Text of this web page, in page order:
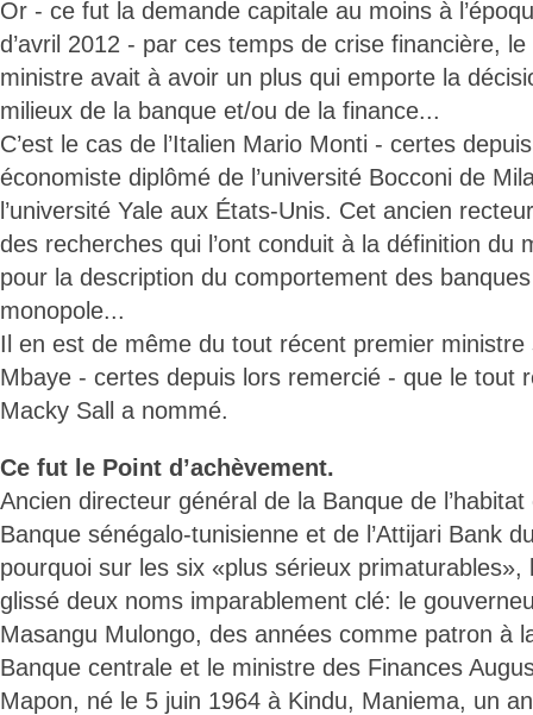
Or - ce fut la demande capitale au moins à
d’avril 2012 - par ces temps de crise financière,
ministre avait à avoir un plus qui emporte la
milieux de la banque et/ou de la finance...
C’est le cas de l’Italien Mario Monti - certes
économiste diplômé de l’université Bocconi de
l’université Yale aux États-Unis. Cet ancien
des recherches qui l’ont conduit à la définition du
pour la description du comportement des
monopole...
Il en est de même du tout récent premier ministre
Mbaye - certes depuis lors remercié - que le tout
Macky Sall a nommé.
Ce fut le Point d’achèvement.
Ancien directeur général de la Banque de
Banque sénégalo-tunisienne et de l’Attijari Bank
pourquoi sur les six «plus sérieux
glissé deux noms imparablement clé: le
Masangu Mulongo, des années comme patron à
Banque centrale et le ministre des Finances
Mapon, né le 5 juin 1964 à Kindu, Maniema, un